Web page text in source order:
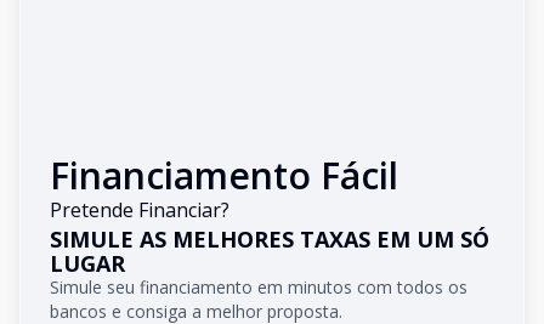
Financiamento Fácil
Pretende Financiar?
SIMULE AS MELHORES TAXAS EM UM SÓ
LUGAR
Simule seu financiamento em minutos com todos os
bancos e consiga a melhor proposta.